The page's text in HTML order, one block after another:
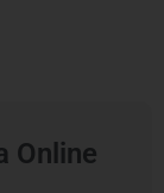
Online